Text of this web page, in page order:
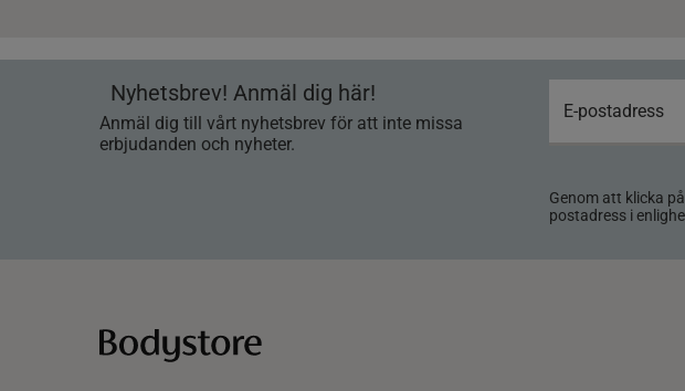
Nyhetsbrev! Anmäl dig här!
Anmäl dig till vårt nyhetsbrev för att inte missa
erbjudanden och nyheter.
Genom att klicka
postadress i